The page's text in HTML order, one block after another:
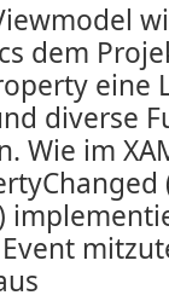
dem
eine
diverse
Wie im